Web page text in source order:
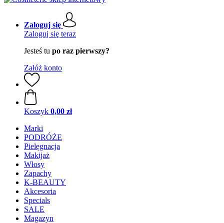
Zaloguj się
Zaloguj się teraz
Jesteś tu po raz pierwszy?
Załóż konto
Koszyk 0,00 zł
Marki
PODRÓŻE
Pielęgnacja
Makijaż
Włosy
Zapachy
K-BEAUTY
Akcesoria
Specials
SALE
Magazyn